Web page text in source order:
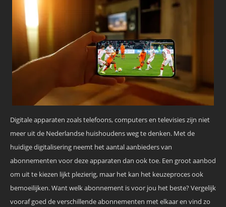
Digitale apparaten zoals telefoons, computers en televisies zijn niet
meer uit de Nederlandse huishoudens weg te denken. Met de
huidige digitalisering neemt het aantal aanbieders van
abonnementen voor deze apparaten dan ook toe. Een groot aanbod
om uit te kiezen lijkt plezierig, maar het kan het keuzeproces ook
bemoeilijken. Want welk abonnement is voor jou het beste? Vergelijk
vooraf goed de verschillende abonnementen met elkaar en vind zo